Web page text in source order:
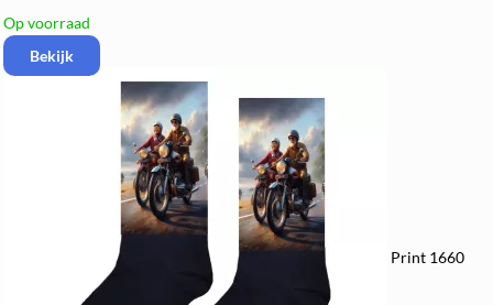
Op voorraad
Bekijk
Print 1660